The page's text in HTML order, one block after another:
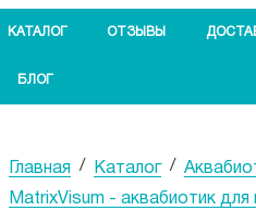
КАТАЛОГ ОТЗЫВЫ
БЛОГ
Главная / Каталог /
MatrixVisum - аквабиотик для